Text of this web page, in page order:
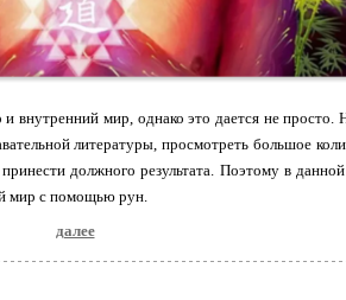
внутренний мир, однако это дается не просто.
литературы, просмотреть большое
должного результата. Поэтому в
мир с помощью рун.
далее